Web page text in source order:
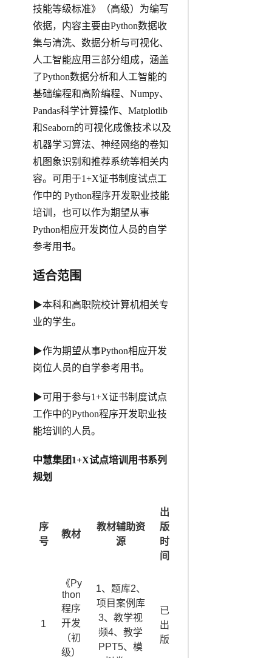
技能等级标准》（高级）为编写
依据，内容主要由Python数据收
集与清洗、数据分析与可视化、
人工智能应用三部分组成，涵盖
了Python数据分析和人工智能的
基础编程和高阶编程、Numpy、
Pandas科学计算操作、Matplotlib
和Seaborn的可视化成像技术以及
机器学习算法、神经网络的卷知
机图象识别和推荐系统等相关内
容。可用于1+X证书制度试点工
作中的 Python程序开发职业技能
培训，也可以作为期望从事
Python相应开发岗位人员的自学
参考用书。
适合范围
▶本科和高职院校计算机相关专
业的学生。
▶作为期望从事Python相应开发
岗位人员的自学参考用书。
▶可用于参与1+X证书制度试点
工作中的Python程序开发职业技
能培训的人员。
中慧集团1+X试点培训用书系列
规划
序
号
教材
教材辅助资
源
出
版
时
间
1
《Py
thon
程序
开发
（初
级）
1、题库2、
项目案例库
3、教学视
频4、教学
PPT5、模
已
出
版